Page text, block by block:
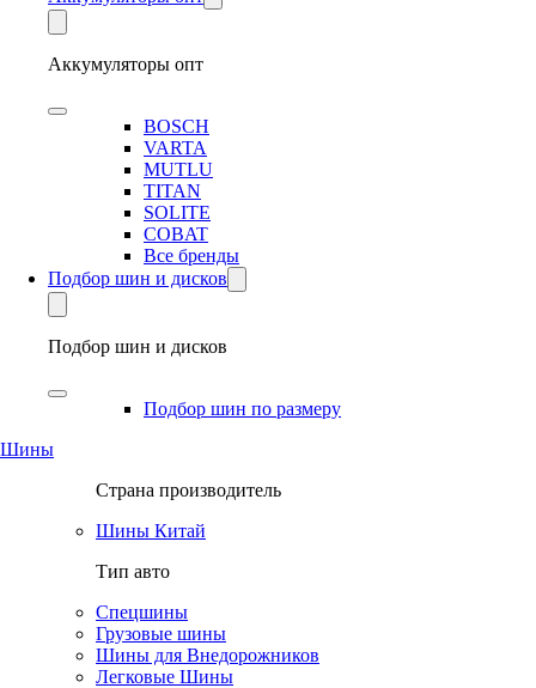
Аккумуляторы опт
BOSCH
VARTA
MUTLU
TITAN
SOLITE
COBAT
Все бренды
Подбор шин и дисков
Подбор шин и дисков
Подбор шин по размеру
Шины
Страна производитель
Шины Китай
Тип авто
Спецшины
Грузовые шины
Шины для Внедорожников
Легковые Шины